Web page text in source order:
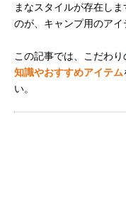
まなスタイルが存在し
のが、キャンプ用のアイ
この記事では、こだわり
知識やおすすめアイテム
い。